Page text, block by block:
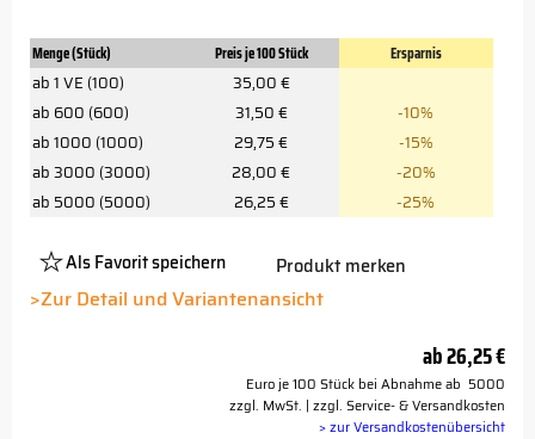
Menge (Stück) Preis je 100 Stück
Ersparnis
ab 1 VE (100)
35,00 €
ab 600 (600)
31,50 €
-10%
ab 1000 (1000)
29,75 €
-15%
ab 3000 (3000)
28,00 €
-20%
ab 5000 (5000)
26,25 € -25%
Als Favorit speichern
Platzhalter
Button
Produkt merken
>Zur Detail und Variantenansicht
ab26,25 €
Euro je 100 Stück bei Abnahme ab 5000
zzgl. MwSt. | zzgl. Service- & Versandkosten
> zur Versandkostenübersicht